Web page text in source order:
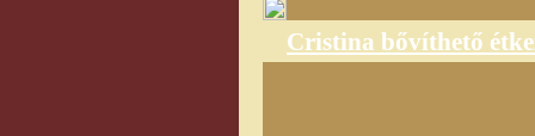
Cristina bővíthető